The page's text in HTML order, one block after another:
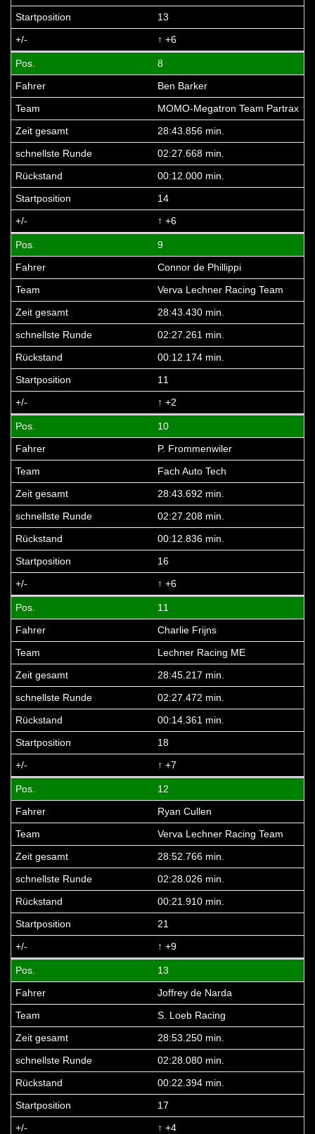
13
↑ +6
8
Ben Barker
MOMO-Megatron Team Partrax
28:43.856 min.
02:27.668 min.
00:12.000 min.
14
↑ +6
9
Connor de Phillippi
Verva Lechner Racing Team
28:43.430 min.
02:27.261 min.
00:12.174 min.
11
↑ +2
10
P. Frommenwiler
Fach Auto Tech
28:43.692 min.
02:27.208 min.
00:12.836 min.
16
↑ +6
11
Charlie Frijns
Lechner Racing ME
28:45.217 min.
02:27.472 min.
00:14.361 min.
18
↑ +7
12
Ryan Cullen
Verva Lechner Racing Team
28:52.766 min.
02:28.026 min.
00:21.910 min.
21
↑ +9
13
Joffrey de Narda
S. Loeb Racing
28:53.250 min.
02:28.080 min.
00:22.394 min.
17
↑ +4